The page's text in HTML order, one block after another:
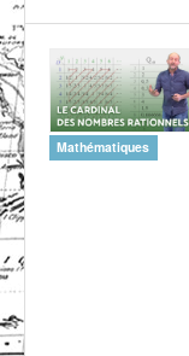
Mathématiques